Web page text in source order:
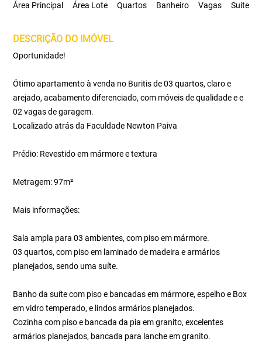
Área Principal
Área Lote
Quartos
Banheiro
Vagas
Suite
DESCRIÇÃO DO IMÓVEL
Oportunidade!
Ótimo apartamento à venda no Buritis de 03 quartos, claro e
arejado, acabamento diferenciado, com móveis de qualidade e e
02 vagas de garagem.
Localizado atrás da Faculdade Newton Paiva
Prédio: Revestido em mármore e textura
Metragem: 97m²
Mais informações:
Sala ampla para 03 ambientes, com piso em mármore.
03 quartos, com piso em laminado de madeira e armários
planejados, sendo uma suíte.
Banho da suíte com piso e bancadas em mármore, espelho e Box
em vidro temperado, e lindos armários planejados.
Cozinha com piso e bancada da pia em granito, excelentes
armários planejados, bancada para lanche em granito.